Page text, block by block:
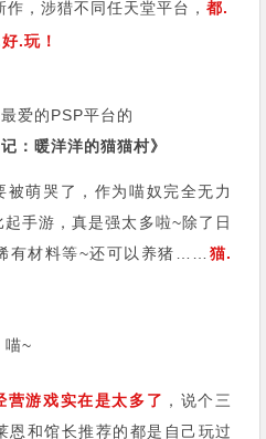
作，涉猎不同任天堂平台， 都.
.玩！
爱的PSP平台的
：暖洋洋的猫猫村》
萌哭了，作为喵奴完全无力
手游，真是强太多啦~除了日
有材料等~还可以养猪…… 猫.
喵~
营游戏实在是太多了 ，说个三
恩和馆长推荐的都是自己玩过